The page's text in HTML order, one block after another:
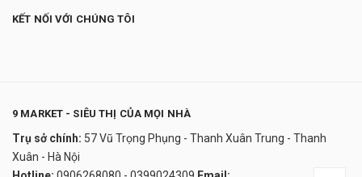
KẾT NỐI VỚI CHÚNG TÔI
9 MARKET - SIÊU THỊ CỦA MỌI NHÀ
Trụ sở chính: 57 Vũ Trọng Phụng - Thanh Xuân Trung - Thanh
Xuân - Hà Nội
Clean